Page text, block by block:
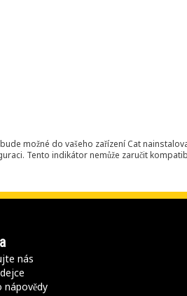
možné do vašeho zařízení Cat
Tento indikátor nemůže zaručit
nás
nápovědy